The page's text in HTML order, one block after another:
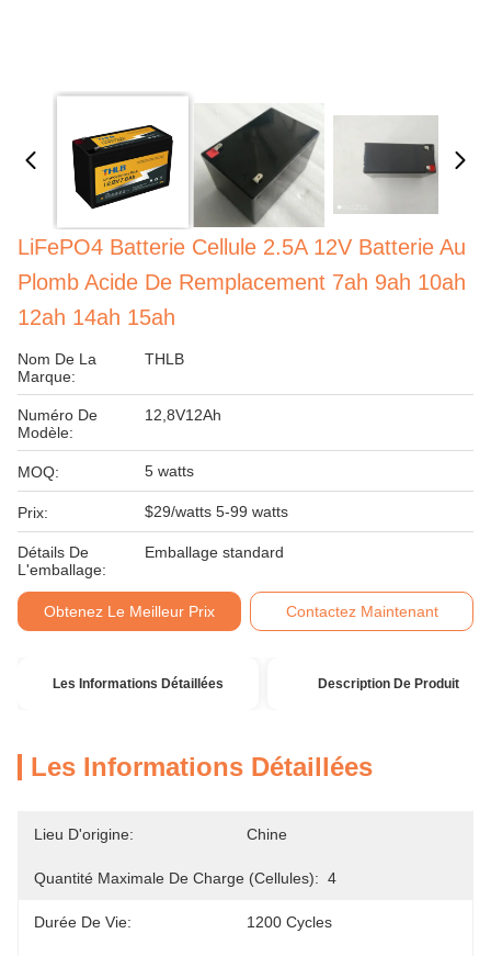
LiFePO4 Batterie Cellule 2.5A 12V Batterie Au
Plomb Acide De Remplacement 7ah 9ah 10ah
12ah 14ah 15ah
Nom De La
Marque:
THLB
Numéro De
Modèle:
12,8V12Ah
MOQ: 5 watts
Prix: $29/watts 5-99 watts
Détails De
L'emballage:
Emballage standard
Obtenez Le Meilleur Prix Contactez Maintenant
Les Informations Détaillées Description De Produit
Les Informations Détaillées
Lieu D'origine: Chine
Quantité Maximale De Charge (cellules): 4
Durée De Vie: 1200 Cycles